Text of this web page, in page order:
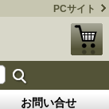
PCサイト
お問い合せ